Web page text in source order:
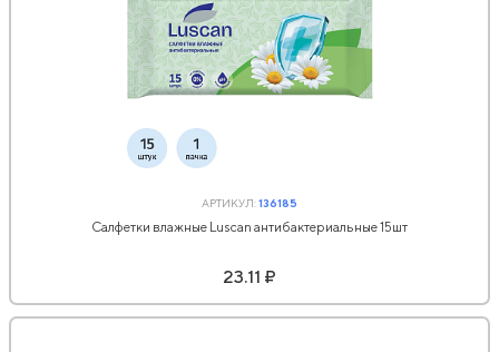
АРТИКУЛ:136185
Салфетки влажные Luscan антибактериальные 15шт
23.11 ₽